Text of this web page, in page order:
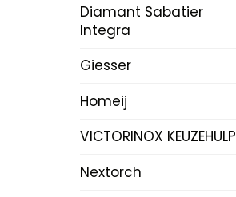
Diamant Sabatier
Integra
Giesser
Homeij
VICTORINOX KEUZEHULP
Nextorch